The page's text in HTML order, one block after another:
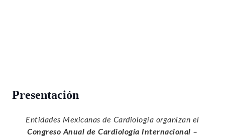
Presentación
Entidades Mexicanas de Cardiología organizan el
Congreso Anual de Cardiología Internacional –